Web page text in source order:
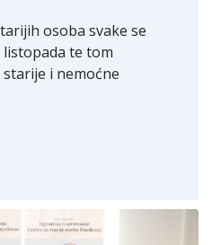
osoba svake se
listopada te tom
i nemoćne